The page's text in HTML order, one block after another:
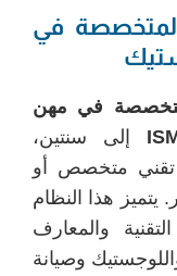
المتخصصة في
في مهن
إلى سنتين،
تقني متخصص أو
هذا النظام
والمعارف
وصيانة